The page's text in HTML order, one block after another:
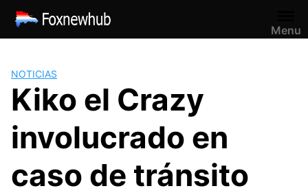
Saltar
contenido
Menu
NOTICIAS
Kiko el Crazy
involucrado en
caso de tránsito